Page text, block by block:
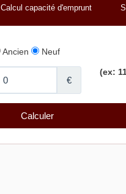
Calcul capacité d'emprunt